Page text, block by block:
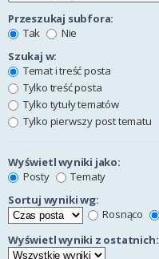
Przeszukaj subfora:
Tak
Nie
Szukaj w:
Temat i treść posta
Tylko treść posta
Tylko tytuły tematów
Tylko pierwszy post tematu
Wyświetl wyniki jako:
Posty
Tematy
Sortuj wyniki wg:
Rosnąco
Wyświetl wyniki z ostatnich: